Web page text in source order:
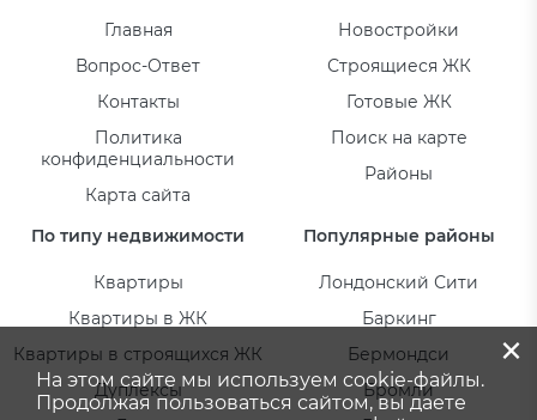
Главная
Вопрос-Ответ
Контакты
Политика
конфиденциальности
Карта сайта
Новостройки
Строящиеся ЖК
Готовые ЖК
Поиск на карте
Районы
По типу недвижимости
Квартиры
Квартиры в ЖК
Квартиры в строящихся ЖК
Дуплексы
Популярные районы
Лондонский Сити
Баркинг
Бермондси
Бромли
×
На этом сайте мы используем cookie-файлы.
Продолжая пользоваться сайтом, вы даете